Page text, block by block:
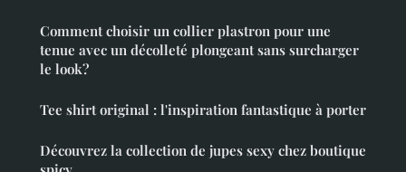
Comment choisir un collier plastron pour une
tenue avec un décolleté plongeant sans surcharger
le look?
Tee shirt original : l'inspiration fantastique à porter
Découvrez la collection de jupes sexy chez boutique